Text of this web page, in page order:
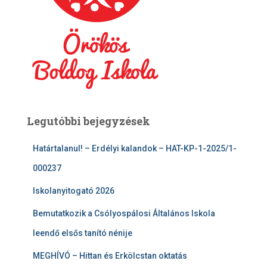
Legutóbbi bejegyzések
Határtalanul! – Erdélyi kalandok – HAT-KP-1-2025/1-
000237
Iskolanyitogató 2026
Bemutatkozik a Csólyospálosi Általános Iskola
leendő elsős tanító nénije
MEGHÍVÓ – Hittan és Erkölcstan oktatás